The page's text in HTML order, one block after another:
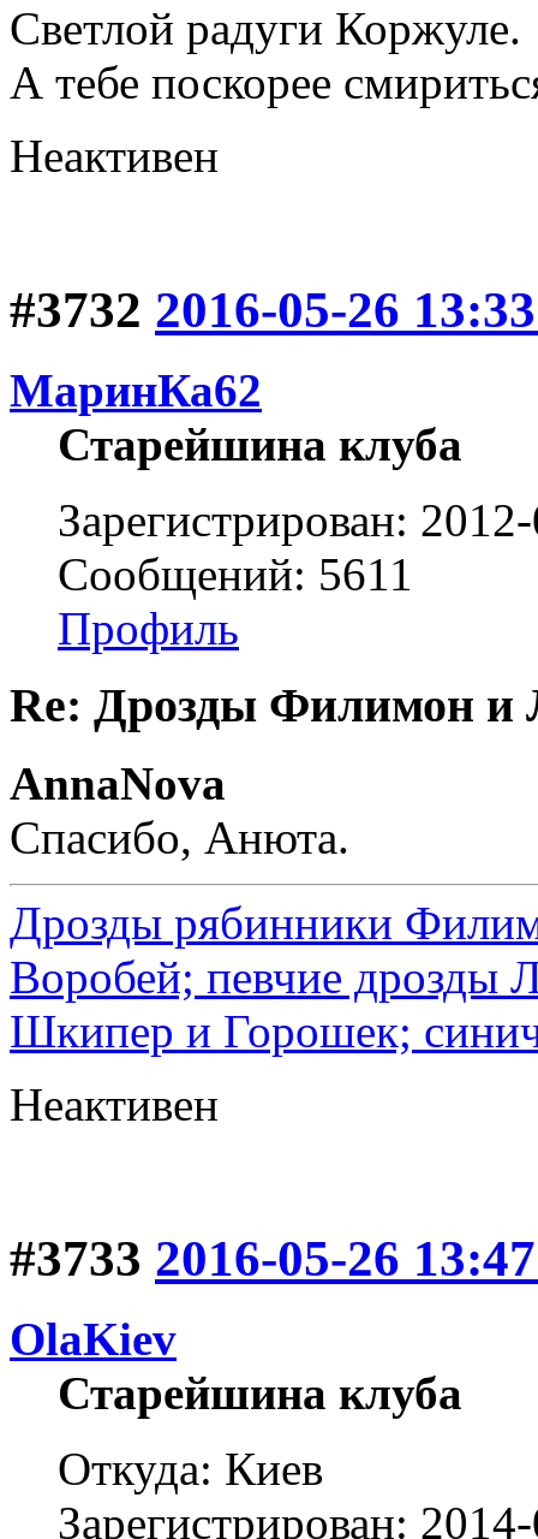
Светлой радуги Коржуле.
А тебе поскорее
Неактивен
#3732 2016-05-26
МаринКа62
Старейшина клуба
Зарегистрирован:
Сообщений: 5611
Профиль
Re: Дрозды Филимон и
AnnaNova
Спасибо, Анюта.
Дрозды рябинники
Воробей; певчие дрозды
Шкипер и Горошек;
Неактивен
#3733 2016-05-26
OlaKiev
Старейшина клуба
Откуда: Киев
Зарегистрирован: